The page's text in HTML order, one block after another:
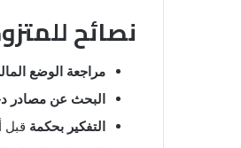
نصائح
مراجعة الوضع
البحث عن مصادر
التفكير بحكمة قبل